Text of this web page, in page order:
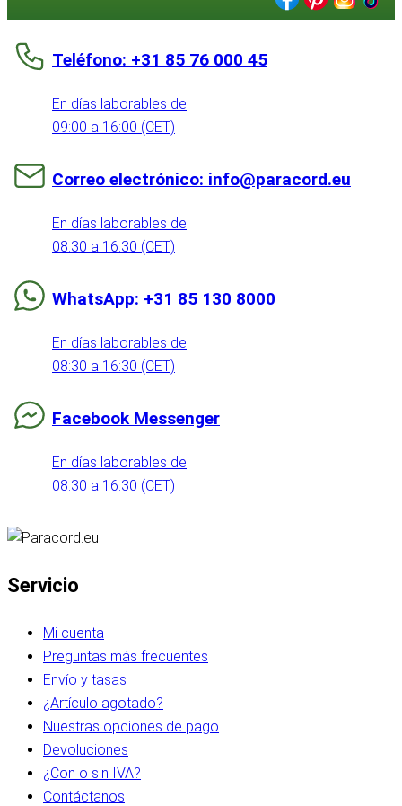
Teléfono: +31 85 76 000 45
En días laborables de
09:00 a 16:00 (CET)
Correo electrónico: info@paracord.eu
En días laborables de
08:30 a 16:30 (CET)
WhatsApp: +31 85 130 8000
En días laborables de
08:30 a 16:30 (CET)
Facebook Messenger
En días laborables de
08:30 a 16:30 (CET)
Servicio
Mi cuenta
Preguntas más frecuentes
Envío y tasas
¿Artículo agotado?
Nuestras opciones de pago
Devoluciones
¿Con o sin IVA?
Contáctanos